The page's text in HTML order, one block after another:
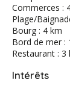
Commerces :
Plage/
Bourg : 4 km
Bord de mer :
Restaurant : 3
Intérêts